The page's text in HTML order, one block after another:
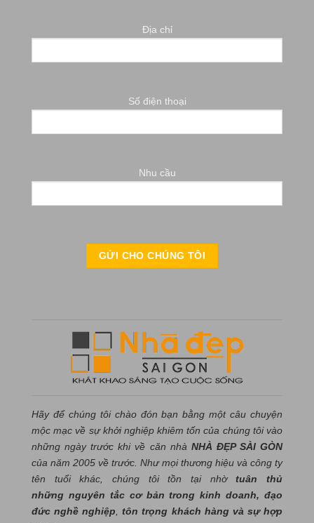
Địa chỉ
Số điện thoại
Nhu cầu
Hãy để chúng tôi chào đón bạn bằng một câu chuyện
mộc mạc về sự khởi nghiệp khiêm tốn của chúng tôi vào
những ngày trước khi về căn nhà NHÀ ĐẸP SÀI GÒN
của năm 2005 về trước. Như mọi thương hiệu và công ty
tên tuổi khác, chúng tôi tồn tại nhờtuân thủ
những nguyên tắc cơ bản trong kinh doanh, đạo
đức nghề nghiệp ,tôn trọng khách hàng và sự hợp